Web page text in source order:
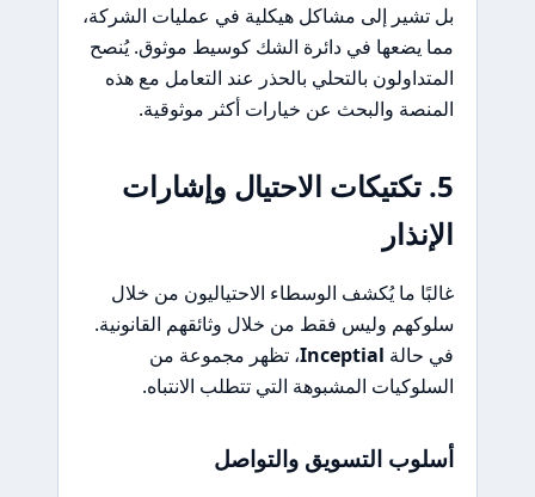
بل تشير إلى مشاكل هيكلية في عمليات الشركة،
مما يضعها في دائرة الشك كوسيط موثوق. يُنصح
المتداولون بالتحلي بالحذر عند التعامل مع هذه
المنصة والبحث عن خيارات أكثر موثوقية.
5. تكتيكات الاحتيال وإشارات
الإنذار
غالبًا ما يُكشف الوسطاء الاحتياليون من خلال
سلوكهم وليس فقط من خلال وثائقهم القانونية.
في حالة Inceptial، تظهر مجموعة من
السلوكيات المشبوهة التي تتطلب الانتباه.
أسلوب التسويق والتواصل